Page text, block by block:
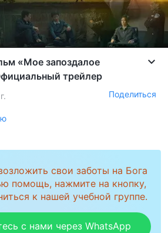
«Мое запоздалое
трейлер
Поделиться
свои заботы на Бога
помощь, нажмите на кнопку,
к нашей учебной группе.
с нами через WhatsApp